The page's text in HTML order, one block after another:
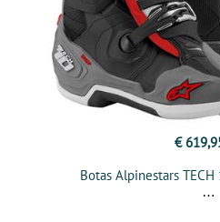
€
Botas Alpinestars TECH